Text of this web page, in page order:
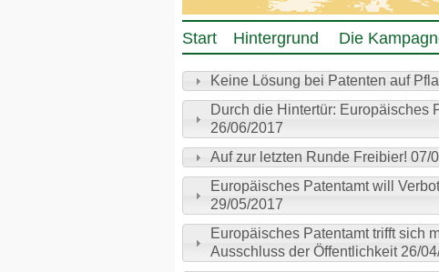
Keine Lösung bei Patenten auf
Durch die Hintertür: Europäisches
26/06/2017
Auf zur letzten Runde Freibier! 07/
Europäisches Patentamt will
29/05/2017
Europäisches Patentamt trifft sich
Ausschluss der Öffentlichkeit 26/
Start Hintergrund Die